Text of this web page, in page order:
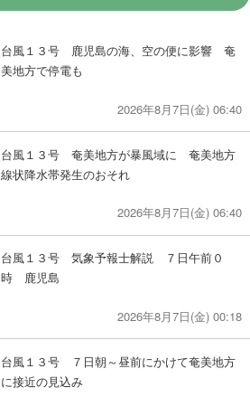
台風１３号 鹿児島の海、空の便に影響 奄
美地方で停電も
2026年8月7日(金) 06:40
台風１３号 奄美地方が暴風域に 奄美地方
線状降水帯発生のおそれ
2026年8月7日(金) 06:40
台風１３号 気象予報士解説 ７日午前０
時 鹿児島
2026年8月7日(金) 00:18
台風１３号 ７日朝～昼前にかけて奄美地方
に接近の見込み